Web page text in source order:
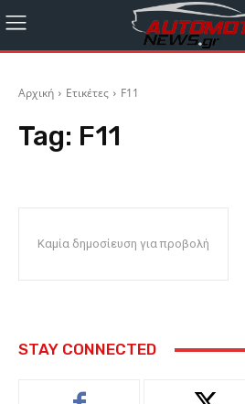
Αρχική Ετικέτες F11
Tag: F11
Καμία δημοσίευση για προβολή
STAY CONNECTED